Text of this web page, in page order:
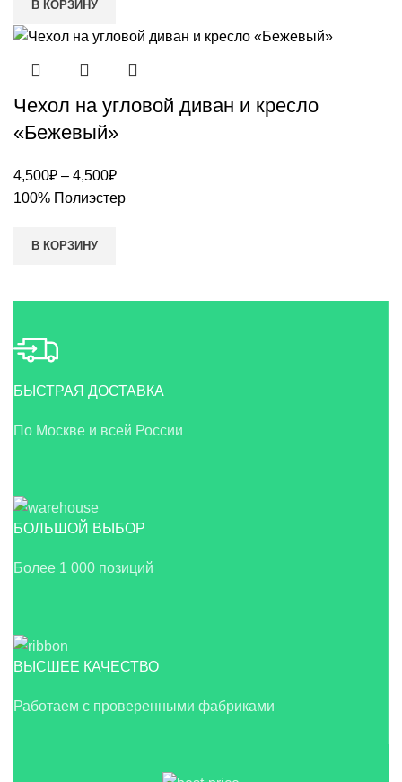
В КОРЗИНУ
Чехол на угловой диван и кресло
«Бежевый»
4,500₽ – 4,500₽
100% Полиэстер
В КОРЗИНУ
БЫСТРАЯ ДОСТАВКА
По Москве и всей России
БОЛЬШОЙ ВЫБОР
Более 1 000 позиций
ВЫСШЕЕ КАЧЕСТВО
Работаем с проверенными фабриками